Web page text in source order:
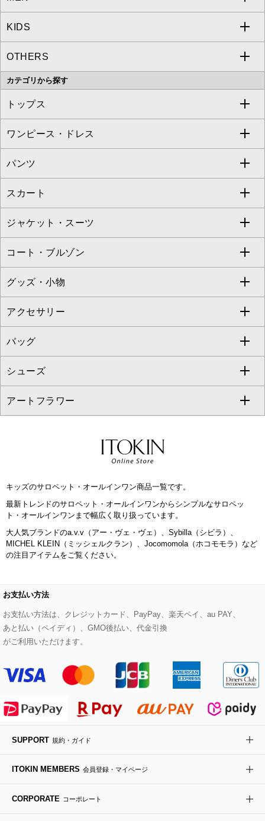
MICHEL KLEIN
MK MICHEL KLEIN
OFUON le MK
MK MICHEL KLEIN BAG
HIROKO KOSHINO
re:edition project 165
HIROKO BIS
HIROKO BIS GRANDE
a.v.v
MICHEL KLEIN HOMME
MK MICHEL KLEIN HOMME
KIDS
a.v.v
OTHERS
MK MICHEL KLEIN BAG
カテゴリから探す
トップス
すべてのトップス
カットソー・Tシャツ
ブラウス・シャツ
ニット・セーター
カーディガン
アンサンブルセット
ベスト・ジレ
パーカー
タンクトップ・キャミソール
スウェット・ジャージー
ワンピース・ドレス
すべてのワンピース・ドレス
ワンピース
ドレス
チュニック
ジャンパースカート
その他のワンピース・ドレス
パンツ
すべてのパンツ
フルレングスパンツ
クロップド・半端丈パンツ
ガウチョ・ワイドパンツ
ハーフ・ショート丈パンツ
サロペット・オールインワン
その他のパンツ
スカート
すべてのスカート
ロング・マキシ丈スカート
ひざ丈スカート
ミモレ丈スカート
ショート・ミニ丈スカート
その他のスカート
ジャケット・スーツ
すべてのジャケット・スーツ
テーラードジャケット
ノーカラージャケット
セットアップ
セットアップジャケット
セットアップパンツ
セットアップワンピース
その他のジャケット・スーツ
コート・ブルゾン
すべてのコート・ブルゾン
トレンチコート
ピーコート
ダッフルコート
チェスターコート
ノーカラーコート
ライダースジャケット
デニムジャケット
その他のコート・ブルゾン
グッズ・小物
すべてのグッズ・小物
マスク
ストール・マフラー・スヌード
ベルト・サスペンダー
財布・名刺入れ・ケース
ハンカチ・バンダナ
手袋
ネクタイ
ポーチ
傘・日傘
レッグウェア
時計
その他のグッズ・小物
アクセサリー
すべてのアクセサリー
ネックレス
ピアス・イヤリング
ブローチ・コサージュ
その他のアクセサリー
バッグ
すべてのバッグ
トートバッグ
クラッチバッグ
バックパック・リュック
ボディバッグ・メッセンジャーバッグ
ビジネスバッグ
その他のバッグ
シューズ
すべてのシューズ
ブーツ・ブーティー
フラットシューズ
ローファー
サンダル・ミュール
その他のシューズ
アートフラワー
オーキッド・胡蝶蘭
カサブランカ・カラー
ラナンキュラス
グリーン
その他のアートフラワー
キッズのサロペット・オールインワン商品一覧です。
最新トレンドのサロペット・オールインワンからシンプルなサロペッ
ト・オールインワンまで幅広く取り扱っています。
大人気ブランドのa.v.v（アー・ヴェ・ヴェ）、Sybilla（シビラ）、
MICHEL KLEIN（ミッシェルクラン）、Jocomomola（ホコモモラ）など
の注目アイテムをご覧ください。
お支払い方法
お支払い方法は、クレジットカード、PayPay、楽天ペイ、au PAY、
あと払い（ペイディ）、GMO後払い、代金引換
がご利用いただけます。
SUPPORT 規約・ガイド
ITOKIN MEMBERS 会員登録・マイページ
CORPORATE コーポレート